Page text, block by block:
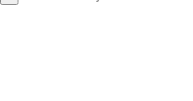
Termometre pentru baie